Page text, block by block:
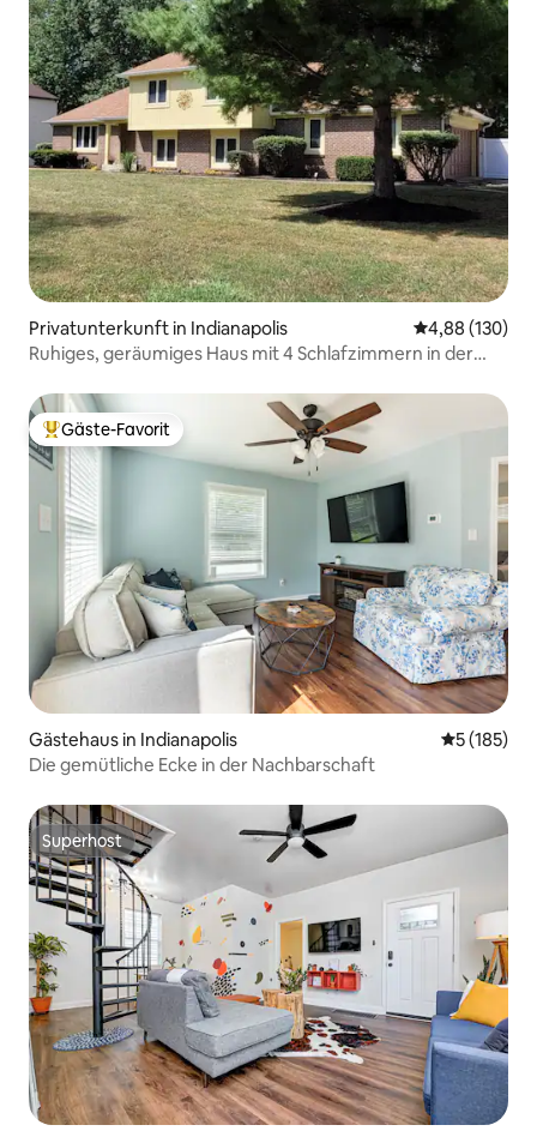
Privatunterkunft in Indianapolis
4,88 (130)
Ruhiges, geräumiges Haus mit 4 Schlafzimmern in der
Beliebter Gäste-Favorit.
Gäste-Favorit
Gästehaus in Indianapolis
5 (185)
Die gemütliche Ecke in der Nachbarschaft
Superhost
Superhost